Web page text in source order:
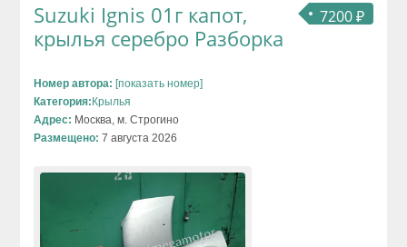
7200 ₽
Suzuki Ignis 01г капот,
крылья серебро Разборка
Номер автора: [показать номер]
Категория: Крылья
Адрес: Москва, м. Строгино
Размещено: 7 августа 2026